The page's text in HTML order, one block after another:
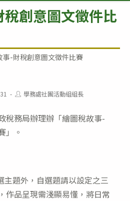
創意圖文徵件比
事-財稅創意圖文徵件比賽
Post學務處社團活動組組長
稅務局辦理辦「繪圖稅故事-
」。
主題外，自選題請以設定之三
作品呈現需淺顯易懂，將日常